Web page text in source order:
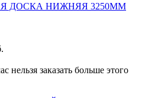
ДОСКА НИЖНЯЯ 3250ММ
нельзя заказать больше этого